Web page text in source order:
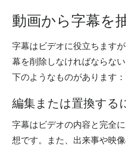
動画から字幕を
字幕はビデオに役立ちます
幕を削除しなければならな
下のようなものがあります：
編集または置換する
字幕はビデオの内容と完全
想です。また、出来事や映